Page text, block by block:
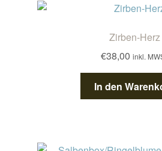
Zirben-Herz
€38,00 inkl.
In den